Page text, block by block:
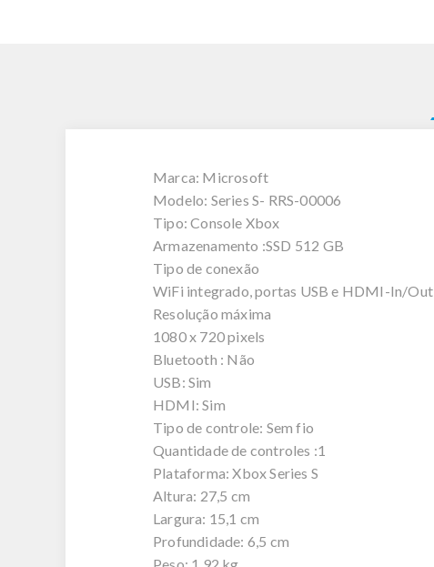
Marca: Microsoft
Modelo: Series S- RRS-00006
Tipo: Console Xbox
Armazenamento :SSD 512 GB
Tipo de conexão
WiFi integrado, portas USB e HDMI-In/Out
Resolução máxima
1080 x 720 pixels
Bluetooth : Não
USB: Sim
HDMI: Sim
Tipo de controle: Sem fio
Quantidade de controles :1
Plataforma: Xbox Series S
Altura: 27,5 cm
Largura: 15,1 cm
Profundidade: 6,5 cm